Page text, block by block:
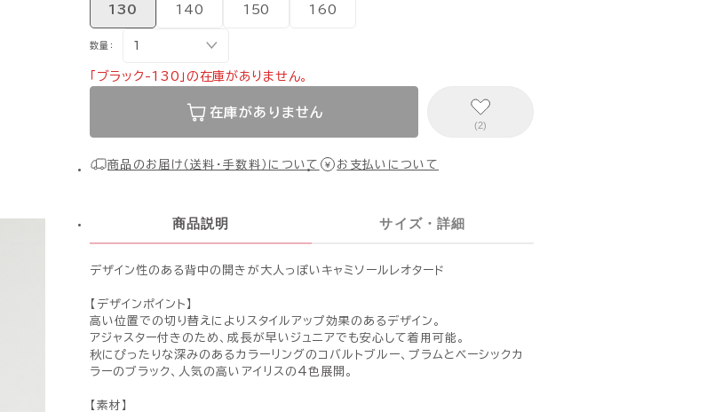
130 140 150 160
数量：
「ブラック-130」の在庫がありません。
在庫がありません
(2)
商品のお届け（送料・手数料）について お支払いについて
商品説明 サイズ・詳細
デザイン性のある背中の開きが大人っぽいキャミソールレオタード
【デザインポイント】
高い位置での切り替えによりスタイルアップ効果のあるデザイン。
アジャスター付きのため、成長が早いジュニアでも安心して着用可能。
秋にぴったりな深みのあるカラーリングのコバルトブルー、プラムとベーシックカ
ラーのブラック、人気の高いアイリスの4色展開。
【素材】